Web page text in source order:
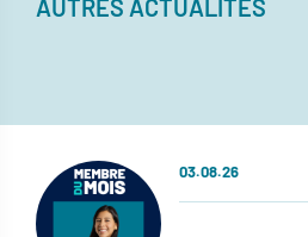
AUTRES ACTUALITÉS
03.08.26